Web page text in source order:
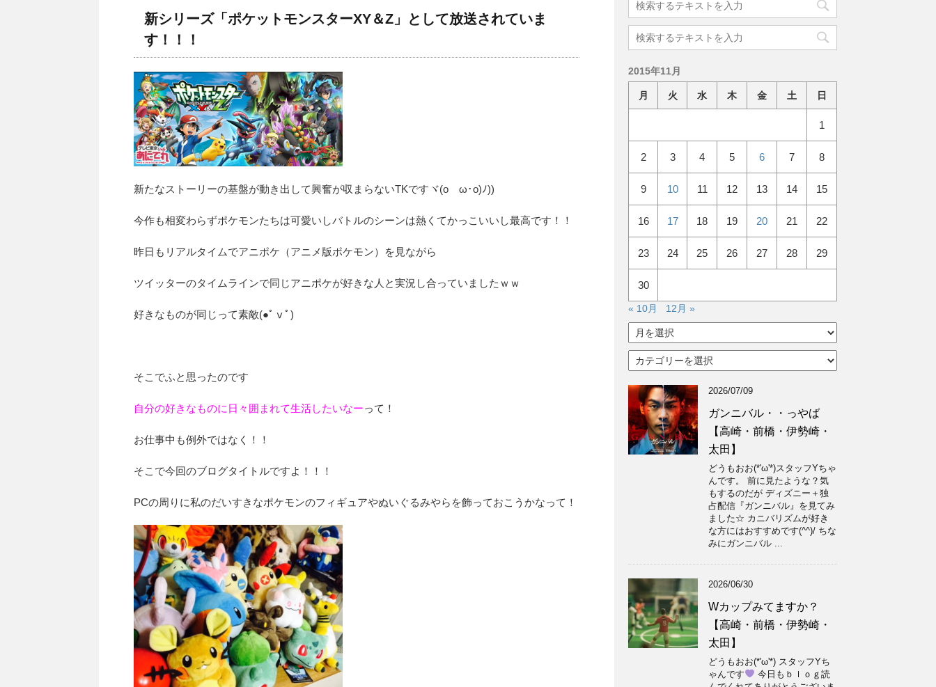
新シリーズ「ポケットモンスターXY＆Z」として放送されていま
す！！！
新たなストーリーの基盤が動き出して興奮が収まらないTKですヾ(oゝω･o)ﾉ))
今作も相変わらずポケモンたちは可愛いしバトルのシーンは熱くてかっこいいし最高です！！
昨日もリアルタイムでアニポケ（アニメ版ポケモン）を見ながら
ツイッターのタイムラインで同じアニポケが好きな人と実況し合っていましたｗｗ
好きなものが同じって素敵(●ﾟⅴﾟ)
そこでふと思ったのです
自分の好きなものに日々囲まれて生活したいなーって！
お仕事中も例外ではなく！！
そこで今回のブログタイトルですよ！！！
PCの周りに私のだいすきなポケモンのフィギュアやぬいぐるみやらを飾っておこうかなって！
2015年11月
月 火 水 木 金 土 日
1
2 3 4 5 6 7 8
9 10 11 12 13 14 15
16 17 18 19 20 21 22
23 24 25 26 27 28 29
30
« 10月
12月 »
ー
イ
ブ
テ
ゴ
ー
2026/07/09
ガンニバル・・っやば
【高崎・前橋・伊勢崎・
太田】
どうもおお(*'ω'*)スタッフYちゃ
んです。 前に見たような？気
もするのだが ディズニー＋独
占配信『ガンニバル』を見てみ
ました☆ カニバリズムが好き
な方にはおすすめです(^^)/ ちな
みにガンニバル ...
2026/06/30
Wカップみてますか？
【高崎・前橋・伊勢崎・
太田】
どうもおお(*'ω'*) スタッフYち
ゃんです
今日もｂｌｏｇ読